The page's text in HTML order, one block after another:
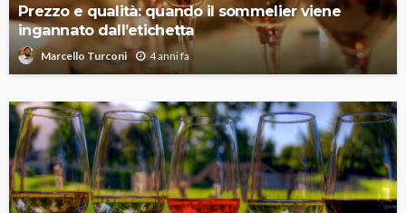
Prezzo e qualità: quando il sommelier viene
ingannato dall’etichetta
Marcello Turconi 4 anni fa